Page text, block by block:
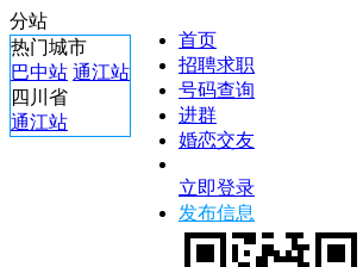
分站
热门城市
巴中站 通江站
四川省
通江站
首页
招聘求职
号码查询
进群
婚恋交友
立即登录
发布信息